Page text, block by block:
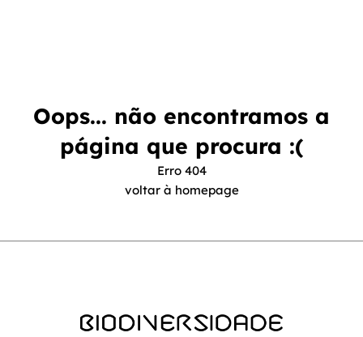
Oops... não encontramos a
página que procura :(
Erro 404
voltar à homepage